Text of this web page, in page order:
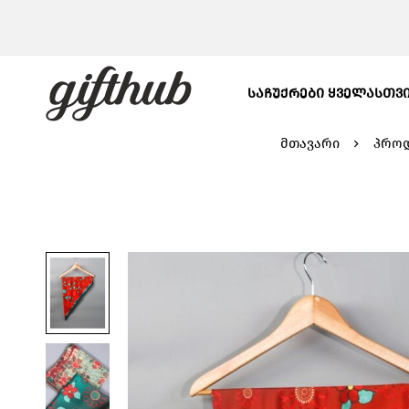
ᲡᲐᲩᲣᲥᲠᲔᲑᲘ
მთავარი